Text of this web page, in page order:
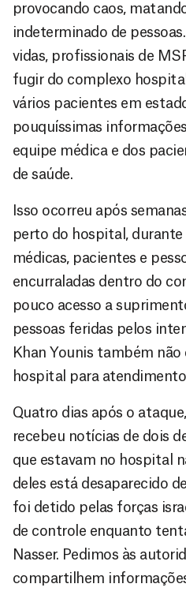
provocando caos,
indeterminado de
vidas, profissionais de
fugir do complexo
vários pacientes em
pouquíssimas
equipe médica e dos
de saúde.
Isso ocorreu após
perto do hospital, durante
médicas, pacientes e
encurraladas dentro do
pouco acesso a
pessoas feridas pelos
Khan Younis também
hospital para
Quatro dias após o
recebeu notícias de dois
que estavam no hospital
deles está desaparecido
foi detido pelas forças
de controle enquanto
Nasser. Pedimos às
compartilhem